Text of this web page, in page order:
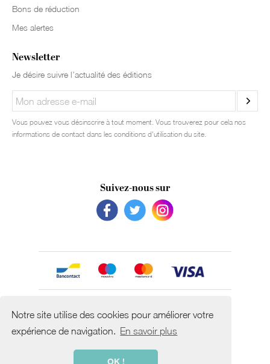
Notre site utilise des cookies pour améliorer votre
expérience de navigation. En savoir plus
OK !
Bons de réduction
Mes alertes
Newsletter
Je désire suivre l’actualité des éditions
Vous pouvez vous désinscrire à tout moment. Vous trouverez pour cela nos
informations de contact dans les conditions d'utilisation du site.
Suivez-nous sur